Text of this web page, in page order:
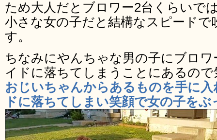
ため大人だとブロワー2台くらいで
小さな女の子だと結構なスピード
す。
ちなみにやんちゃな男の子にブロ
イドに落ちてしまうことにあるの
おじいちゃんからあるものを手に
ドに落ちてしまい笑顔で女の子を